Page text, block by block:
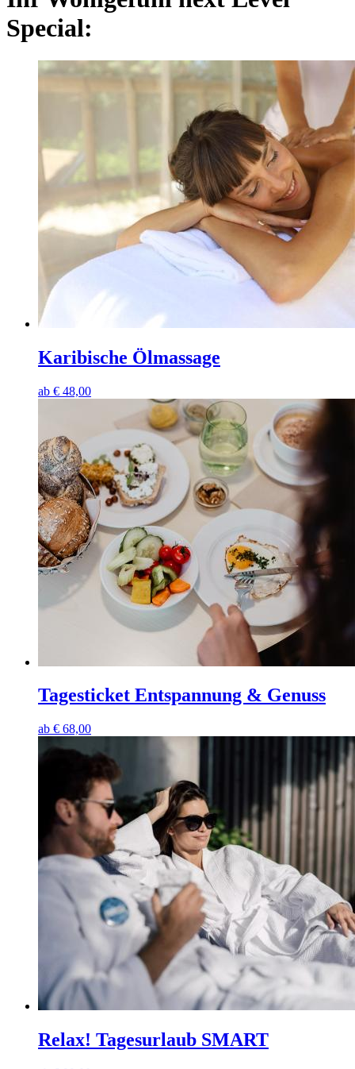
Special:
Karibische Ölmassage
ab € 48,00
Tagesticket Entspannung & Genuss
ab € 68,00
Relax! Tagesurlaub SMART